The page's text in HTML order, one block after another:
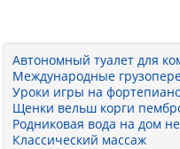
Автономный туалет для
Международные
Уроки игры на
Щенки вельш корги
Родниковая вода на дом
Классический массаж